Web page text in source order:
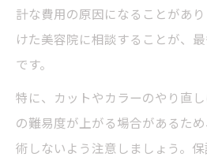
計な費用の原因になることがあ
けた美容院に相談することが、
です。
特に、カットやカラーのやり直
の難易度が上がる場合があるた
術しないよう注意しましょう。